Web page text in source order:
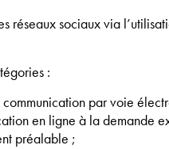
réseaux sociaux via
:
par voie
en ligne à la demande
préalable ;